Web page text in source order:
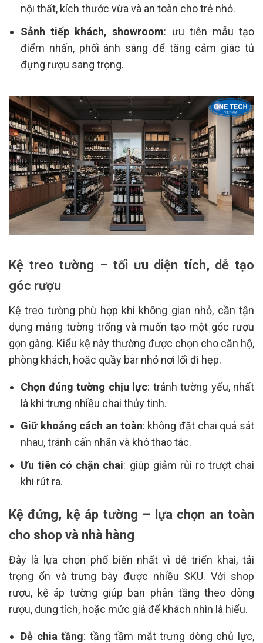
nội thất, kích thước vừa và an toàn cho trẻ nhỏ.
Sảnh tiếp khách, showroom: ưu tiên mẫu tạo
điểm nhấn, phối ánh sáng để tăng cảm giác tủ
đựng rượu sang trọng.
Kệ treo tường – tối ưu diện tích, dễ tạo
góc rượu
Kệ treo tường phù hợp khi không gian nhỏ, cần tận
dụng mảng tường trống và muốn tạo một góc rượu
gọn gàng. Kiểu kệ này thường được chọn cho căn hộ,
phòng khách, hoặc quầy bar nhỏ nơi lối đi hẹp.
Chọn đúng tường chịu lực: tránh tường yếu, nhất
là khi trưng nhiều chai thủy tinh.
Giữ khoảng cách an toàn: không đặt chai quá sát
nhau, tránh cấn nhãn và khó thao tác.
Ưu tiên có chặn chai: giúp giảm rủi ro trượt chai
khi rút ra.
Kệ đứng, kệ áp tường – lựa chọn an toàn
cho shop và nhà hàng
Đây là lựa chọn phổ biến nhất vì dễ triển khai, tải
trọng ổn và trưng bày được nhiều SKU. Với shop
rượu, kệ áp tường giúp bạn phân tầng theo dòng
rượu, dung tích, hoặc mức giá để khách nhìn là hiểu.
Dễ chia tầng: tầng tầm mắt trưng dòng chủ lực,